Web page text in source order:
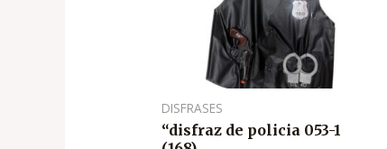
DISFRASES
“disfraz de policia 053-1